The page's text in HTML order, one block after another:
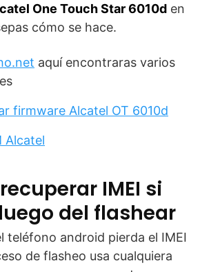
One Touch Star 6010d en
cómo se hace.
aquí encontraras varios
firmware Alcatel OT 6010d
Alcatel
IMEI si
del flashear
teléfono android pierda el IMEI
de flasheo usa cualquiera